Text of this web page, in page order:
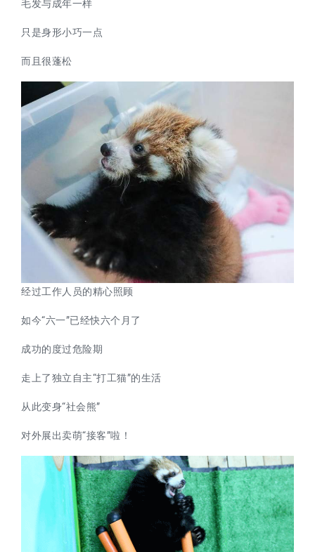
毛发与成年一样
只是身形小巧一点
而且很蓬松
经过工作人员的精心照顾
如今“六一”已经快六个月了
成功的度过危险期
走上了独立自主“打工猫”的生活
从此变身“社会熊”
对外展出卖萌“接客”啦！